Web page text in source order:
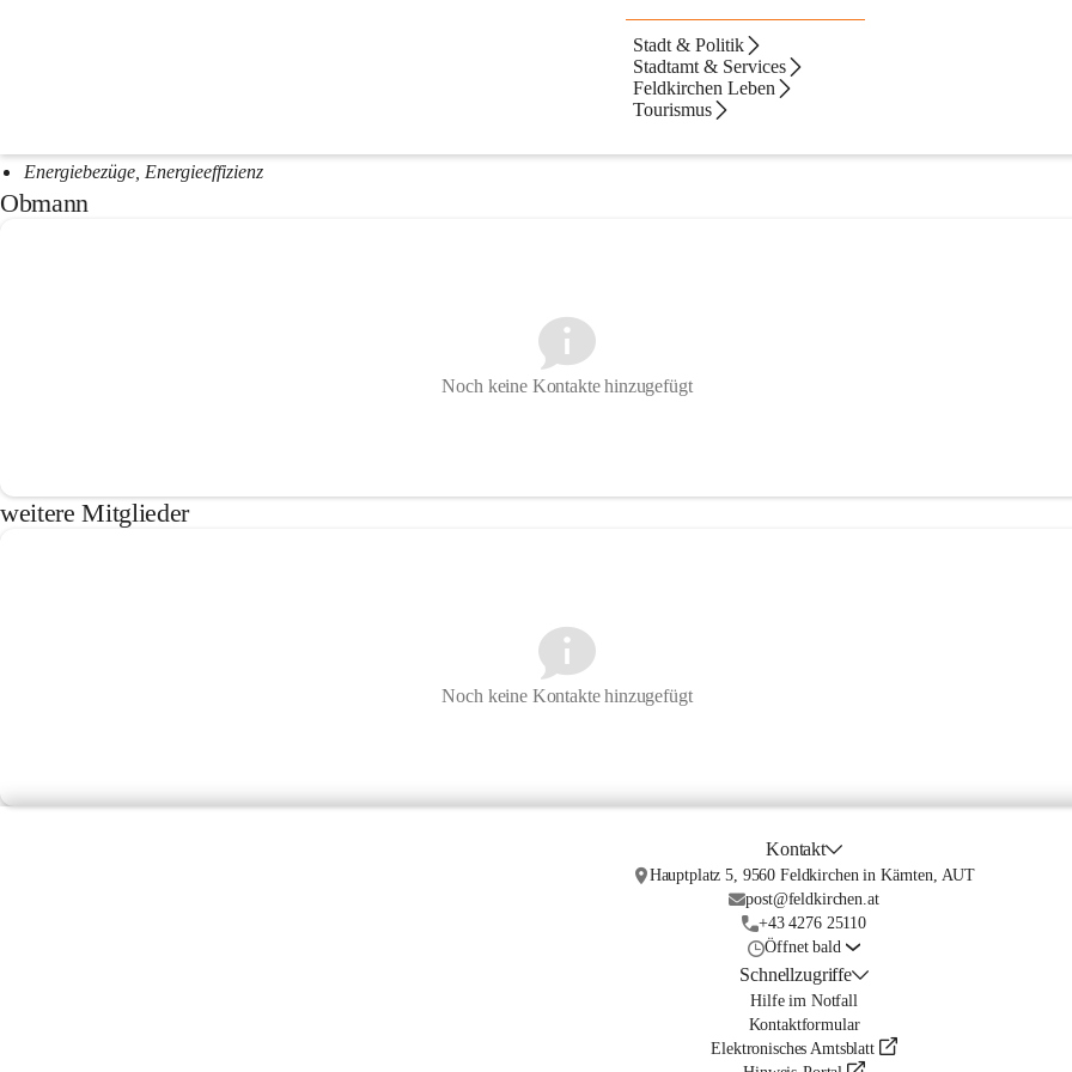
Stadt & Politik
Stadtamt & Services
Feldkirchen Leben
Tourismus
Umweltschutz, Natur- und Landschaftsschutz, Reinhaltung der Luft, Lärmbekämpfung, Modellregion e5
Energiebezüge, Energieeffizienz
Obmann
Noch keine Kontakte hinzugefügt
weitere Mitglieder
Noch keine Kontakte hinzugefügt
Kontakt
Hauptplatz 5, 9560 Feldkirchen in Kärnten, AUT
post@feldkirchen.at
+43 4276 25110
Öffnet bald
Schnellzugriffe
Hilfe im Notfall
Kontaktformular
Elektronisches Amtsblatt